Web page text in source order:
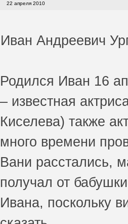
22 апреля 2010
Иван Андреевич
Родился Иван 16
– известная
Киселева) также
много времени
Вани расстались,
получал от
Ивана, поскольку